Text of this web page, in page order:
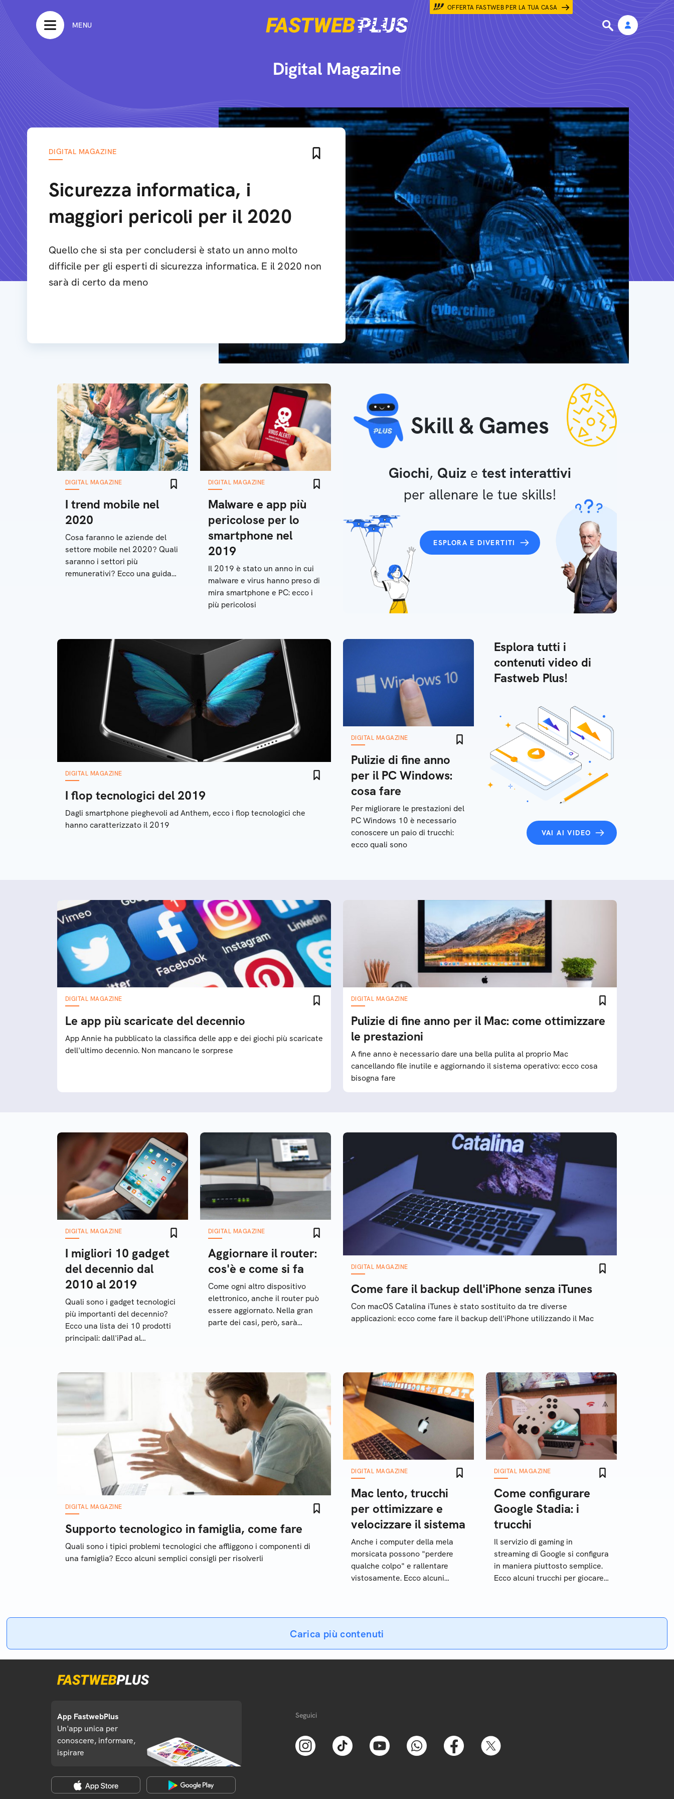
OFFERTA FASTWEB PER LA TUA CASA
MENU
Digital Magazine
DIGITAL MAGAZINE
Sicurezza informatica, i
maggiori pericoli per il 2020
Quello che si sta per concludersi è stato un anno molto
difficile per gli esperti di sicurezza informatica. E il 2020 non
sarà di certo da meno
DIGITAL MAGAZINE
I trend mobile nel
2020
Cosa faranno le aziende del
settore mobile nel 2020? Quali
saranno i settori più
remunerativi? Ecco una guida
DIGITAL MAGAZINE
Malware e app più
pericolose per lo
smartphone nel
2019
Il 2019 è stato un anno in cui
malware e virus hanno preso di
mira smartphone e PC: ecco i
più pericolosi
Skill & Games
Giochi, Quiz e test interattivi
per allenare le tue skills!
ESPLORA E DIVERTITI
DIGITAL MAGAZINE
I flop tecnologici del 2019
Dagli smartphone pieghevoli ad Anthem, ecco i flop tecnologici che
hanno caratterizzato il 2019
DIGITAL MAGAZINE
Pulizie di fine anno
per il PC Windows:
cosa fare
Per migliorare le prestazioni del
PC Windows 10 è necessario
conoscere un paio di trucchi:
ecco quali sono
Esplora tutti i
contenuti video di
Fastweb Plus!
VAI AI VIDEO
DIGITAL MAGAZINE
Le app più scaricate del decennio
App Annie ha pubblicato la classifica delle app e dei giochi più scaricate
dell'ultimo decennio. Non mancano le sorprese
DIGITAL MAGAZINE
Pulizie di fine anno per il Mac: come ottimizzare
le prestazioni
A fine anno è necessario dare una bella pulita al proprio Mac
cancellando file inutile e aggiornando il sistema operativo: ecco cosa
bisogna fare
DIGITAL MAGAZINE
I migliori 10 gadget
del decennio dal
2010 al 2019
Quali sono i gadget tecnologici
più importanti del decennio?
Ecco una lista dei 10 prodotti
principali: dall'iPad al
DIGITAL MAGAZINE
Aggiornare il router:
cos'è e come si fa
Come ogni altro dispositivo
elettronico, anche il router può
essere aggiornato. Nella gran
parte dei casi, però, sarà
DIGITAL MAGAZINE
Come fare il backup dell'iPhone senza iTunes
Con macOS Catalina iTunes è stato sostituito da tre diverse
applicazioni: ecco come fare il backup dell'iPhone utilizzando il Mac
DIGITAL MAGAZINE
Supporto tecnologico in famiglia, come fare
Quali sono i tipici problemi tecnologici che affliggono i componenti di
una famiglia? Ecco alcuni semplici consigli per risolverli
DIGITAL MAGAZINE
Mac lento, trucchi
per ottimizzare e
velocizzare il sistema
Anche i computer della mela
morsicata possono "perdere
qualche colpo" e rallentare
vistosamente. Ecco alcuni
DIGITAL MAGAZINE
Come configurare
Google Stadia: i
trucchi
Il servizio di gaming in
streaming di Google si configura
in maniera piuttosto semplice.
Ecco alcuni trucchi per giocare
Carica più contenuti
App FastwebPlus
Un'app unica per
conoscere, informare,
ispirare
Seguici